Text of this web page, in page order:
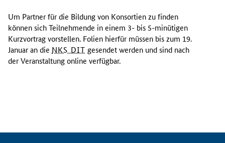
c
h
a
f
t
Um Partner für die Bildung von Konsortien zu finden
können sich Teilnehmende in einem 3- bis 5-minütigen
Kurzvortrag vorstellen. Folien hierfür müssen bis zum 19.
Januar an die NKS DIT gesendet werden und sind nach
der Veranstaltung online verfügbar.